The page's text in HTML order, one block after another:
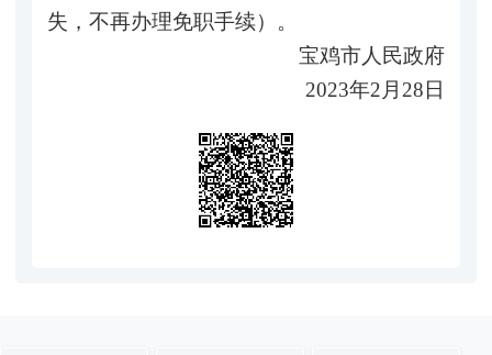
失，不再办理免职手续）。
宝鸡市人民政府
2023年2月28日